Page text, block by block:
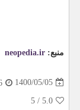
منبع: neopedia.ir
1400/05/05
5.0
/
5